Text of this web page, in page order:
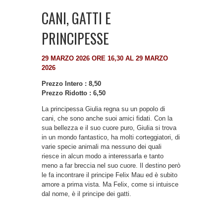
CANI, GATTI E
PRINCIPESSE
29 MARZO 2026 ORE 16,30 AL 29 MARZO
2026
Prezzo Intero : 8,50
Prezzo Ridotto : 6,50
La principessa Giulia regna su un popolo di
cani, che sono anche suoi amici fidati. Con la
sua bellezza e il suo cuore puro, Giulia si trova
in un mondo fantastico, ha molti corteggiatori, di
varie specie animali ma nessuno dei quali
riesce in alcun modo a interessarla e tanto
meno a far breccia nel suo cuore. Il destino però
le fa incontrare il principe Felix Mau ed è subito
amore a prima vista. Ma Felix, come si intuisce
dal nome, è il principe dei gatti.